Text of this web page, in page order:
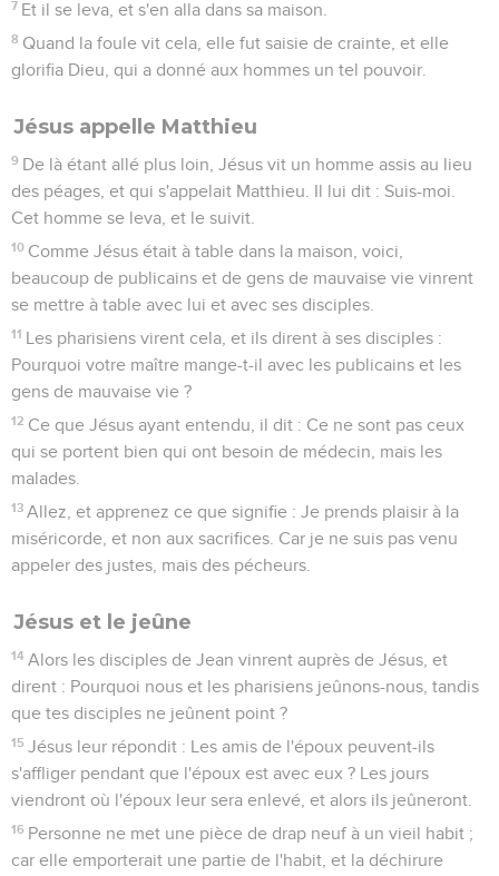
7 Et il se leva, et s'en alla dans sa maison.
8 Quand la foule vit cela, elle fut saisie de crainte, et elle
glorifia Dieu, qui a donné aux hommes un tel pouvoir.
Jésus appelle Matthieu
9 De là étant allé plus loin, Jésus vit un homme assis au lieu
des péages, et qui s'appelait Matthieu. Il lui dit : Suis-moi.
Cet homme se leva, et le suivit.
10 Comme Jésus était à table dans la maison, voici,
beaucoup de publicains et de gens de mauvaise vie vinrent
se mettre à table avec lui et avec ses disciples.
11 Les pharisiens virent cela, et ils dirent à ses disciples :
Pourquoi votre maître mange-t-il avec les publicains et les
gens de mauvaise vie ?
12 Ce que Jésus ayant entendu, il dit : Ce ne sont pas ceux
qui se portent bien qui ont besoin de médecin, mais les
malades.
13 Allez, et apprenez ce que signifie : Je prends plaisir à la
miséricorde, et non aux sacrifices. Car je ne suis pas venu
appeler des justes, mais des pécheurs.
Jésus et le jeûne
14 Alors les disciples de Jean vinrent auprès de Jésus, et
dirent : Pourquoi nous et les pharisiens jeûnons-nous, tandis
que tes disciples ne jeûnent point ?
15 Jésus leur répondit : Les amis de l'époux peuvent-ils
s'affliger pendant que l'époux est avec eux ? Les jours
viendront où l'époux leur sera enlevé, et alors ils jeûneront.
16 Personne ne met une pièce de drap neuf à un vieil habit ;
car elle emporterait une partie de l'habit, et la déchirure